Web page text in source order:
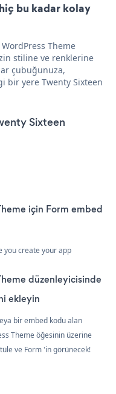
bu kadar kolay
Theme
stiline ve renklerine
çubuğunuza,
bir yere Twenty Sixteen
Sixteen
için Form embed
you create your app
düzenleyicisinde
ekleyin
bir embed kodu alan
Theme öğesinin üzerine
ve Form 'in görünecek!